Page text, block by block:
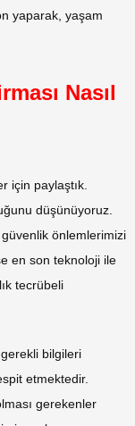
yaparak, yaşam
Nasıl
için paylaştık.
düşünüyoruz.
güvenlik önlemlerimizi
en son teknoloji ile
tecrübeli
gerekli bilgileri
etmektedir.
gerekenler